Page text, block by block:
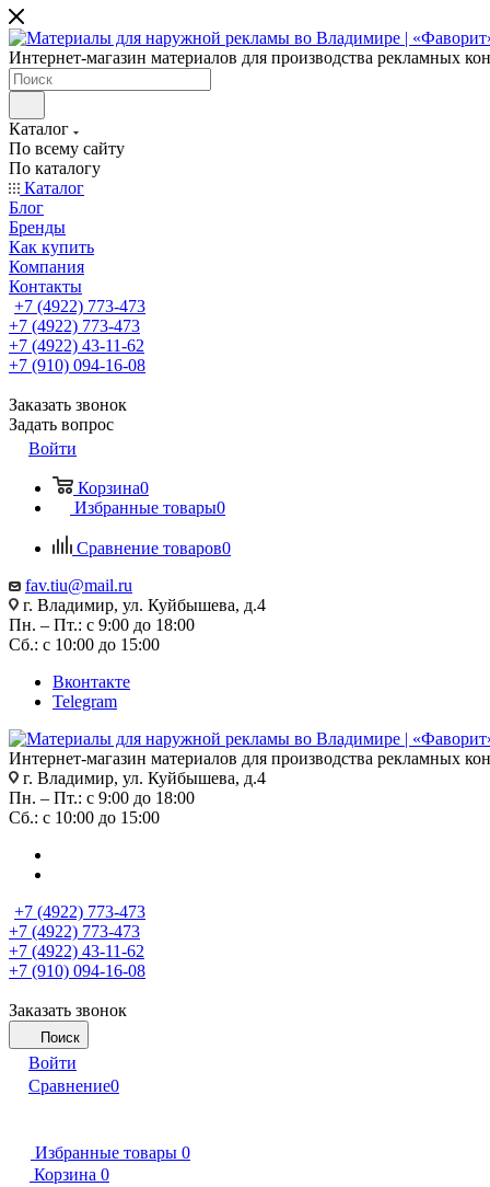
Интернет-магазин материалов для производства рекламных
Каталог
По всему сайту
По каталогу
Каталог
Блог
Бренды
Как купить
Компания
Контакты
+7 (4922) 773-473
+7 (4922) 773-473
+7 (4922) 43-11-62
+7 (910) 094-16-08
Заказать звонок
Задать вопрос
Войти
Корзина0
Избранные товары0
Сравнение товаров0
fav.tiu@mail.ru
г. Владимир, ул. Куйбышева, д.4
Пн. – Пт.: с 9:00 до 18:00
Сб.: с 10:00 до 15:00
Вконтакте
Telegram
Интернет-магазин материалов для производства рекламных
г. Владимир, ул. Куйбышева, д.4
Пн. – Пт.: с 9:00 до 18:00
Сб.: с 10:00 до 15:00
+7 (4922) 773-473
+7 (4922) 773-473
+7 (4922) 43-11-62
+7 (910) 094-16-08
Заказать звонок
Поиск
Войти
Сравнение0
Избранные товары 0
Корзина 0